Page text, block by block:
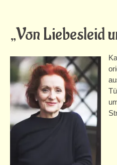
Zschachwitzer
Zschachwitzer
Zschachwitzer
Zschachwitzer
Zschachwitzer
„Von Liebesleid